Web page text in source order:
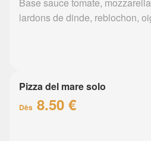
Base sauce tomate,
lardons de dinde, reblochon,
Pizza del mare solo
Dès 8.50 €